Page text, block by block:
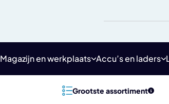
Magazijn en werkplaats Accu’s en laders
Grootste assortiment